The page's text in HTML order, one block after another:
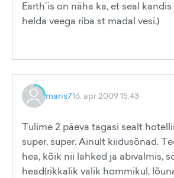
Earth´is on näha ka, et seal
helda veega riba st madal vesi.)
maris716. apr 2009 15:43
Tulime 2 päeva tagasi sealt
super, super. Ainult kiidusõnad.
hea, kõik nii lahked ja abivalmis,
head(rikkalik valik hommikul,